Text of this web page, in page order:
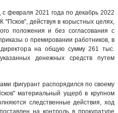
февраля 2021 года по декабрь 2022
действуя в корыстных целях,
положения и без согласования с
о премировании работников, в
директора на общую сумму 261 тыс.
денежных средств путем
фигурант распорядился по своему
материальный ущерб в крупном
следственные действия, ход
на контроль в прокуратуре